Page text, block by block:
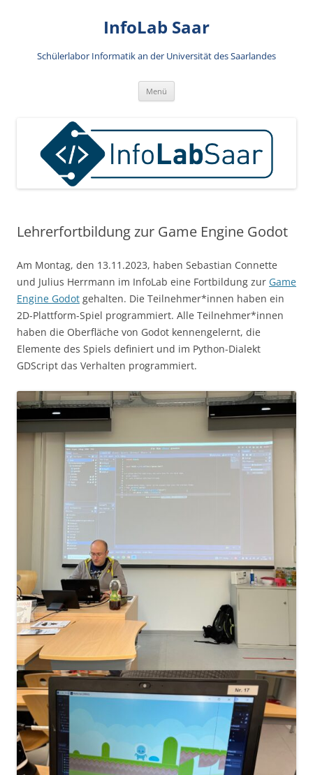
InfoLab Saar
Schülerlabor Informatik an der Universität des Saarlandes
Menü
Lehrerfortbildung zur Game Engine Godot
Am Montag, den 13.11.2023, haben Sebastian Connette
und Julius Herrmann im InfoLab eine Fortbildung zur Game
Engine Godot gehalten. Die Teilnehmer*innen haben ein
2D-Plattform-Spiel programmiert. Alle Teilnehmer*innen
haben die Oberfläche von Godot kennengelernt, die
Elemente des Spiels definiert und im Python-Dialekt
GDScript das Verhalten programmiert.